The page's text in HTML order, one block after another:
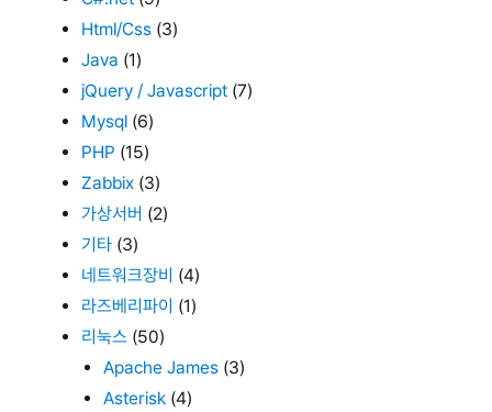
Html/Css (3)
Java (1)
jQuery / Javascript (7)
Mysql (6)
PHP (15)
Zabbix (3)
가상서버 (2)
기타 (3)
네트워크장비 (4)
라즈베리파이 (1)
리눅스 (50)
Apache James (3)
Asterisk (4)